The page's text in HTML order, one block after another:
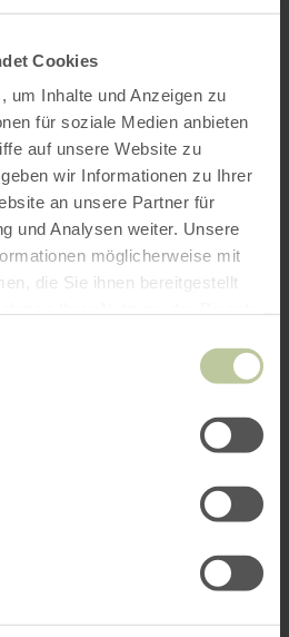
Cookies
um Inhalte und Anzeigen zu
für soziale Medien anbieten
auf unsere Website zu
wir Informationen zu Ihrer
an unsere Partner für
und Analysen weiter. Unsere
möglicherweise mit
die Sie ihnen bereitgestellt